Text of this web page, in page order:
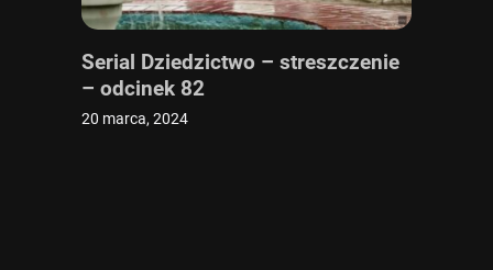
Serial Dziedzictwo – streszczenie
– odcinek 82
20 marca, 2024